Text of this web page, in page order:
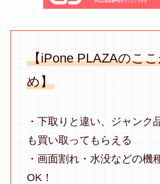
【iPone PLAZAのこ
め】
・下取りと違い、ジャンク
も買い取ってもらえる
・画面割れ・水没などの機
OK！